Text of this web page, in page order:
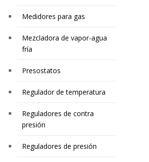
Medidores para gas
Mezcladora de vapor-agua
fría
Presostatos
Regulador de temperatura
Reguladores de contra
presión
Reguladores de presión